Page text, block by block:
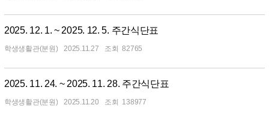
2025. 12. 1. ~ 2025. 12. 5. 주간식단표
학생생활관(분원) 2025.11.27 82765
2025. 11. 24. ~ 2025. 11. 28. 주간식단표
학생생활관(분원) 2025.11.20 138977